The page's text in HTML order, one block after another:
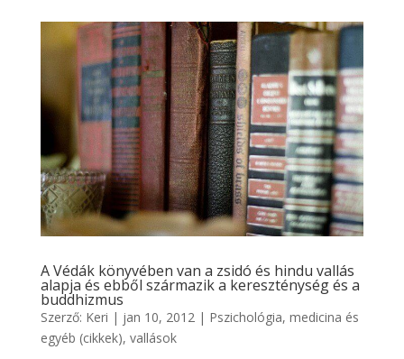
A Védák könyvében van a zsidó és hindu vallás
alapja és ebből származik a kereszténység és a
buddhizmus
Szerző: Keri | jan 10, 2012| Pszichológia, medicina és
egyéb (cikkek), vallások